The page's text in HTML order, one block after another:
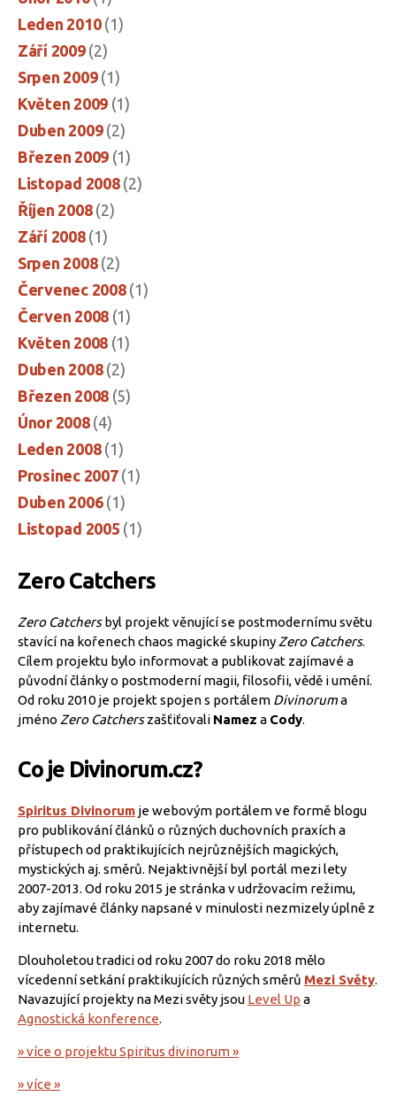
Leden 2010(1)
Září 2009(2)
Srpen 2009(1)
Květen 2009 (1)
Duben 2009(2)
Březen 2009 (1)
Listopad 2008(2)
Říjen 2008(2)
Září 2008(1)
Srpen 2008(2)
Červenec 2008(1)
Červen 2008 (1)
Květen 2008 (1)
Duben 2008(2)
Březen 2008 (5)
Únor 2008(4)
Leden 2008(1)
Prosinec 2007(1)
Duben 2006(1)
Listopad 2005 (1)
Zero Catchers
Zero Catchersbyl projekt věnující se postmodernímu světu
stavící na kořenech chaos magické skupiny Zero Catchers.
Cílem projektu bylo informovat a publikovat zajímavé a
původní články o postmoderní magii, filosofii, vědě i umění.
Od roku 2010 je projekt spojen s portálem Divinoruma
jméno Zero Catcherszašťiťovali Namez a Cody.
Co je Divinorum.cz?
Spiritus Divinorum je webovým portálem ve formě blogu
pro publikování článků o různých duchovních praxích a
přístupech od praktikujících nejrůznějších magických,
mystických aj. směrů. Nejaktivnější byl portál mezi lety
2007-2013. Od roku 2015 je stránka v udržovacím režimu,
aby zajímavé články napsané v minulosti nezmizely úplně z
internetu.
Dlouholetou tradici od roku 2007 do roku 2018 mělo
vícedenní setkání praktikujících různých směrů Mezi Světy.
Navazující projekty na Mezi světy jsou Level Up a
Agnostická konference.
» více o projektu Spiritus divinorum »
» více »